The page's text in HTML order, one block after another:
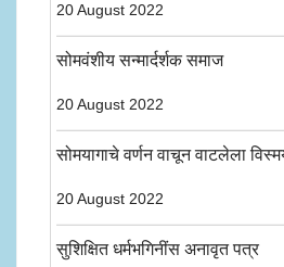
20 August 2022
सोमवंशीय सन्मार्दर्शक समाज
20 August 2022
सोमयागाचे वर्णन वाचून वाटलेला
20 August 2022
सुशिक्षित धर्मभगिनींस अनावृत पत्र